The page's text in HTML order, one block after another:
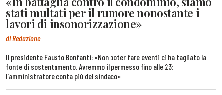
stati multati per il rumore nonostante i
lavori di insonorizzazione»
di Redazione
Il presidente Fausto Bonfanti: «Non poter fare eventi ci ha tagliato la
fonte di sostentamento. Avremmo il permesso fino alle 23:
l'amministratore conta più del sindaco»